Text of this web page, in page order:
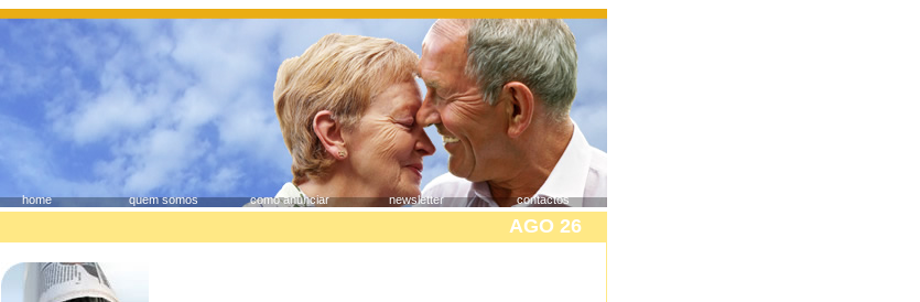
home quem somos como anunciar newsletter contactos
AGO 26